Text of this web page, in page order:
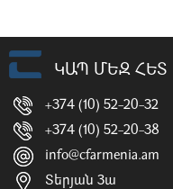
ԿԱՊ ՄԵԶ ՀԵՏ
+374 (10) 52-20-32
+374 (10) 52-20-38
info@cfarmenia.am
Տերյան 3ա